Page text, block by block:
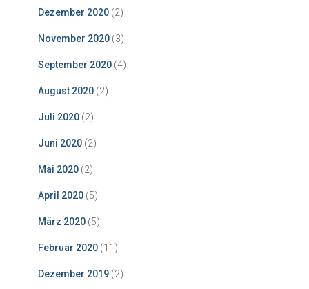
Dezember 2020 (2)
November 2020 (3)
September 2020 (4)
August 2020 (2)
Juli 2020 (2)
Juni 2020 (2)
Mai 2020 (2)
April 2020 (5)
März 2020 (5)
Februar 2020 (11)
Dezember 2019 (2)